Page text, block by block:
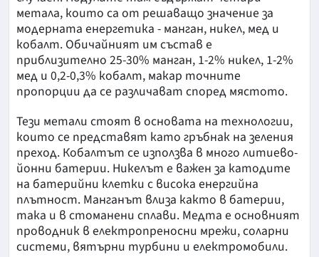
метала, които са от решаващо значение за
модерната енергетика - манган, никел, мед и
кобалт. Обичайният им състав е
приблизително 25-30% манган, 1-2% никел, 1-2%
мед и 0,2-0,3% кобалт, макар точните
пропорции да се различават според мястото.
Тези метали стоят в основата на технологии,
които се представят като гръбнак на зеления
преход. Кобалтът се използва в много литиево-
йонни батерии. Никелът е важен за катодите
на батерийни клетки с висока енергийна
плътност. Манганът влиза както в батерии,
така и в стоманени сплави. Медта е основният
проводник в електропреносни мрежи, соларни
системи, вятърни турбини и електромобили.